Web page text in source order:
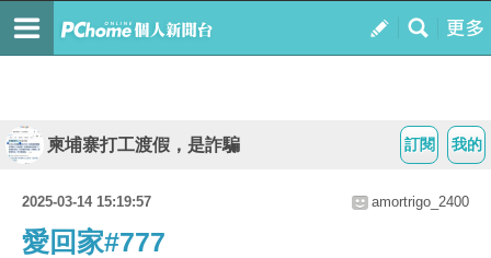
我的
訂閱
柬埔寨打工渡假，是詐騙
2025-03-14 15:19:57 amortrigo_2400
愛回家#777